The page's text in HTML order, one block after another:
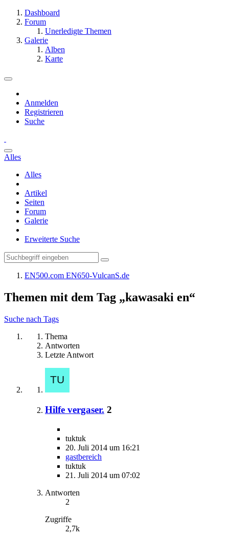
Dashboard
Forum
Unerledigte Themen
Galerie
Alben
Karte
Anmelden
Registrieren
Suche
Alles
Alles
Artikel
Seiten
Forum
Galerie
Erweiterte Suche
EN500.com EN650-VulcanS.de
Themen mit dem Tag „kawasaki en“
Suche nach Tags
Thema
Antworten
Letzte Antwort
Hilfe vergaser. 2
tuktuk
20. Juli 2014 um 16:21
gastbereich
tuktuk
21. Juli 2014 um 07:02
Antworten
2
Zugriffe
2,7k